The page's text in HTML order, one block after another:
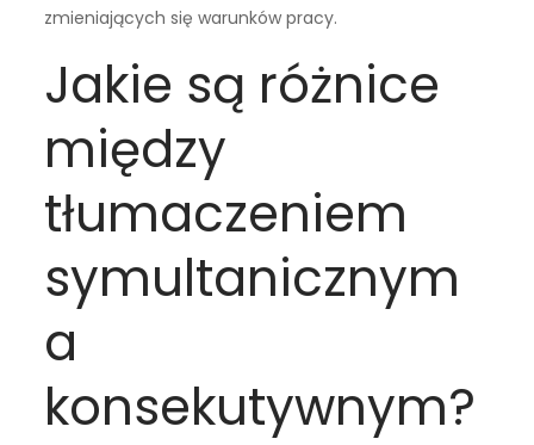
zmieniających się warunków pracy.
Jakie są różnice
między
tłumaczeniem
symultanicznym
a
konsekutywnym?